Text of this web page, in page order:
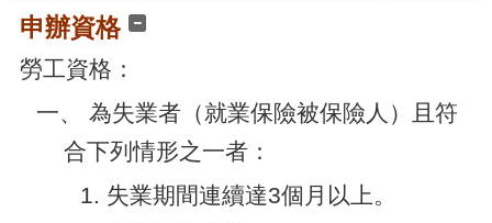
申辦資格
勞工資格：
一、 為失業者（就業保險被保險人）且符
合下列情形之一者：
1. 失業期間連續達3個月以上。